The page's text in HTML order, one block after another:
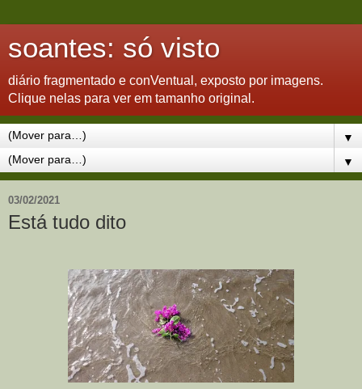
soantes: só visto
diário fragmentado e conVentual, exposto por imagens.
Clique nelas para ver em tamanho original.
▼
▼
03/02/2021
Está tudo dito